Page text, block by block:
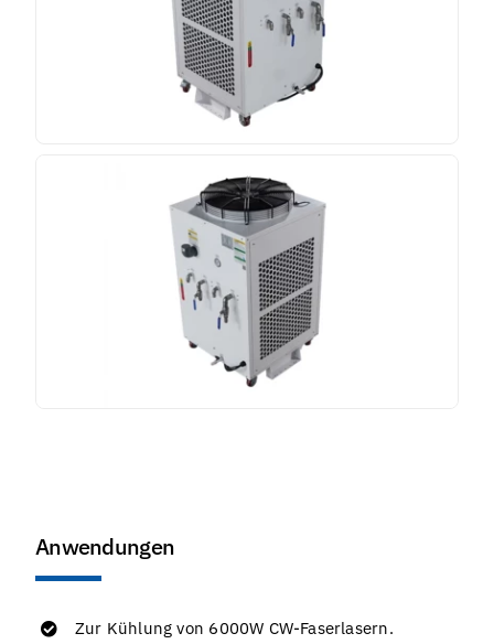
Anwendungen
Zur Kühlung von 6000W CW-Faserlasern.